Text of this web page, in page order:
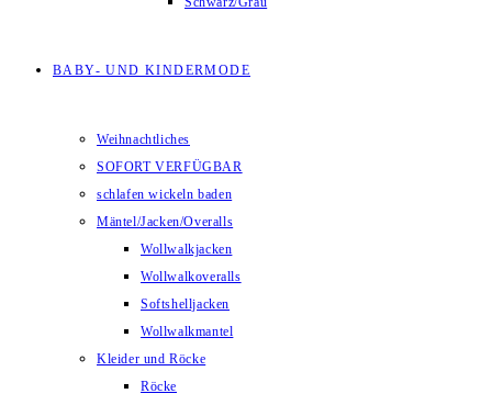
BABY- UND KINDERMODE
Weihnachtliches
SOFORT VERFÜGBAR
schlafen wickeln baden
Mäntel/Jacken/Overalls
Wollwalkjacken
Wollwalkoveralls
Softshelljacken
Wollwalkmantel
Kleider und Röcke
Röcke